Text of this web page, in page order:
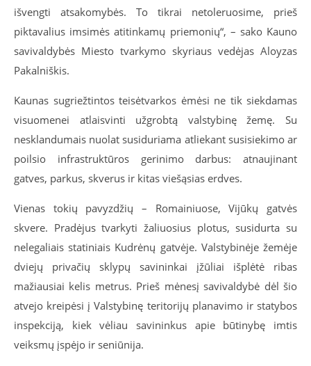
išvengti atsakomybės. To tikrai netoleruosime, prieš
piktavalius imsimės atitinkamų priemonių“, – sako Kauno
savivaldybės Miesto tvarkymo skyriaus vedėjas Aloyzas
Pakalniškis.
Kaunas sugriežtintos teisėtvarkos ėmėsi ne tik siekdamas
visuomenei atlaisvinti užgrobtą valstybinę žemę. Su
nesklandumais nuolat susiduriama atliekant susisiekimo ar
poilsio infrastruktūros gerinimo darbus: atnaujinant
gatves, parkus, skverus ir kitas viešąsias erdves.
Vienas tokių pavyzdžių – Romainiuose, Vijūkų gatvės
skvere. Pradėjus tvarkyti žaliuosius plotus, susidurta su
nelegaliais statiniais Kudrėnų gatvėje. Valstybinėje žemėje
dviejų privačių sklypų savininkai įžūliai išplėtė ribas
mažiausiai kelis metrus. Prieš mėnesį savivaldybė dėl šio
atvejo kreipėsi į Valstybinę teritorijų planavimo ir statybos
inspekciją, kiek vėliau savininkus apie būtinybę imtis
veiksmų įspėjo ir seniūnija.